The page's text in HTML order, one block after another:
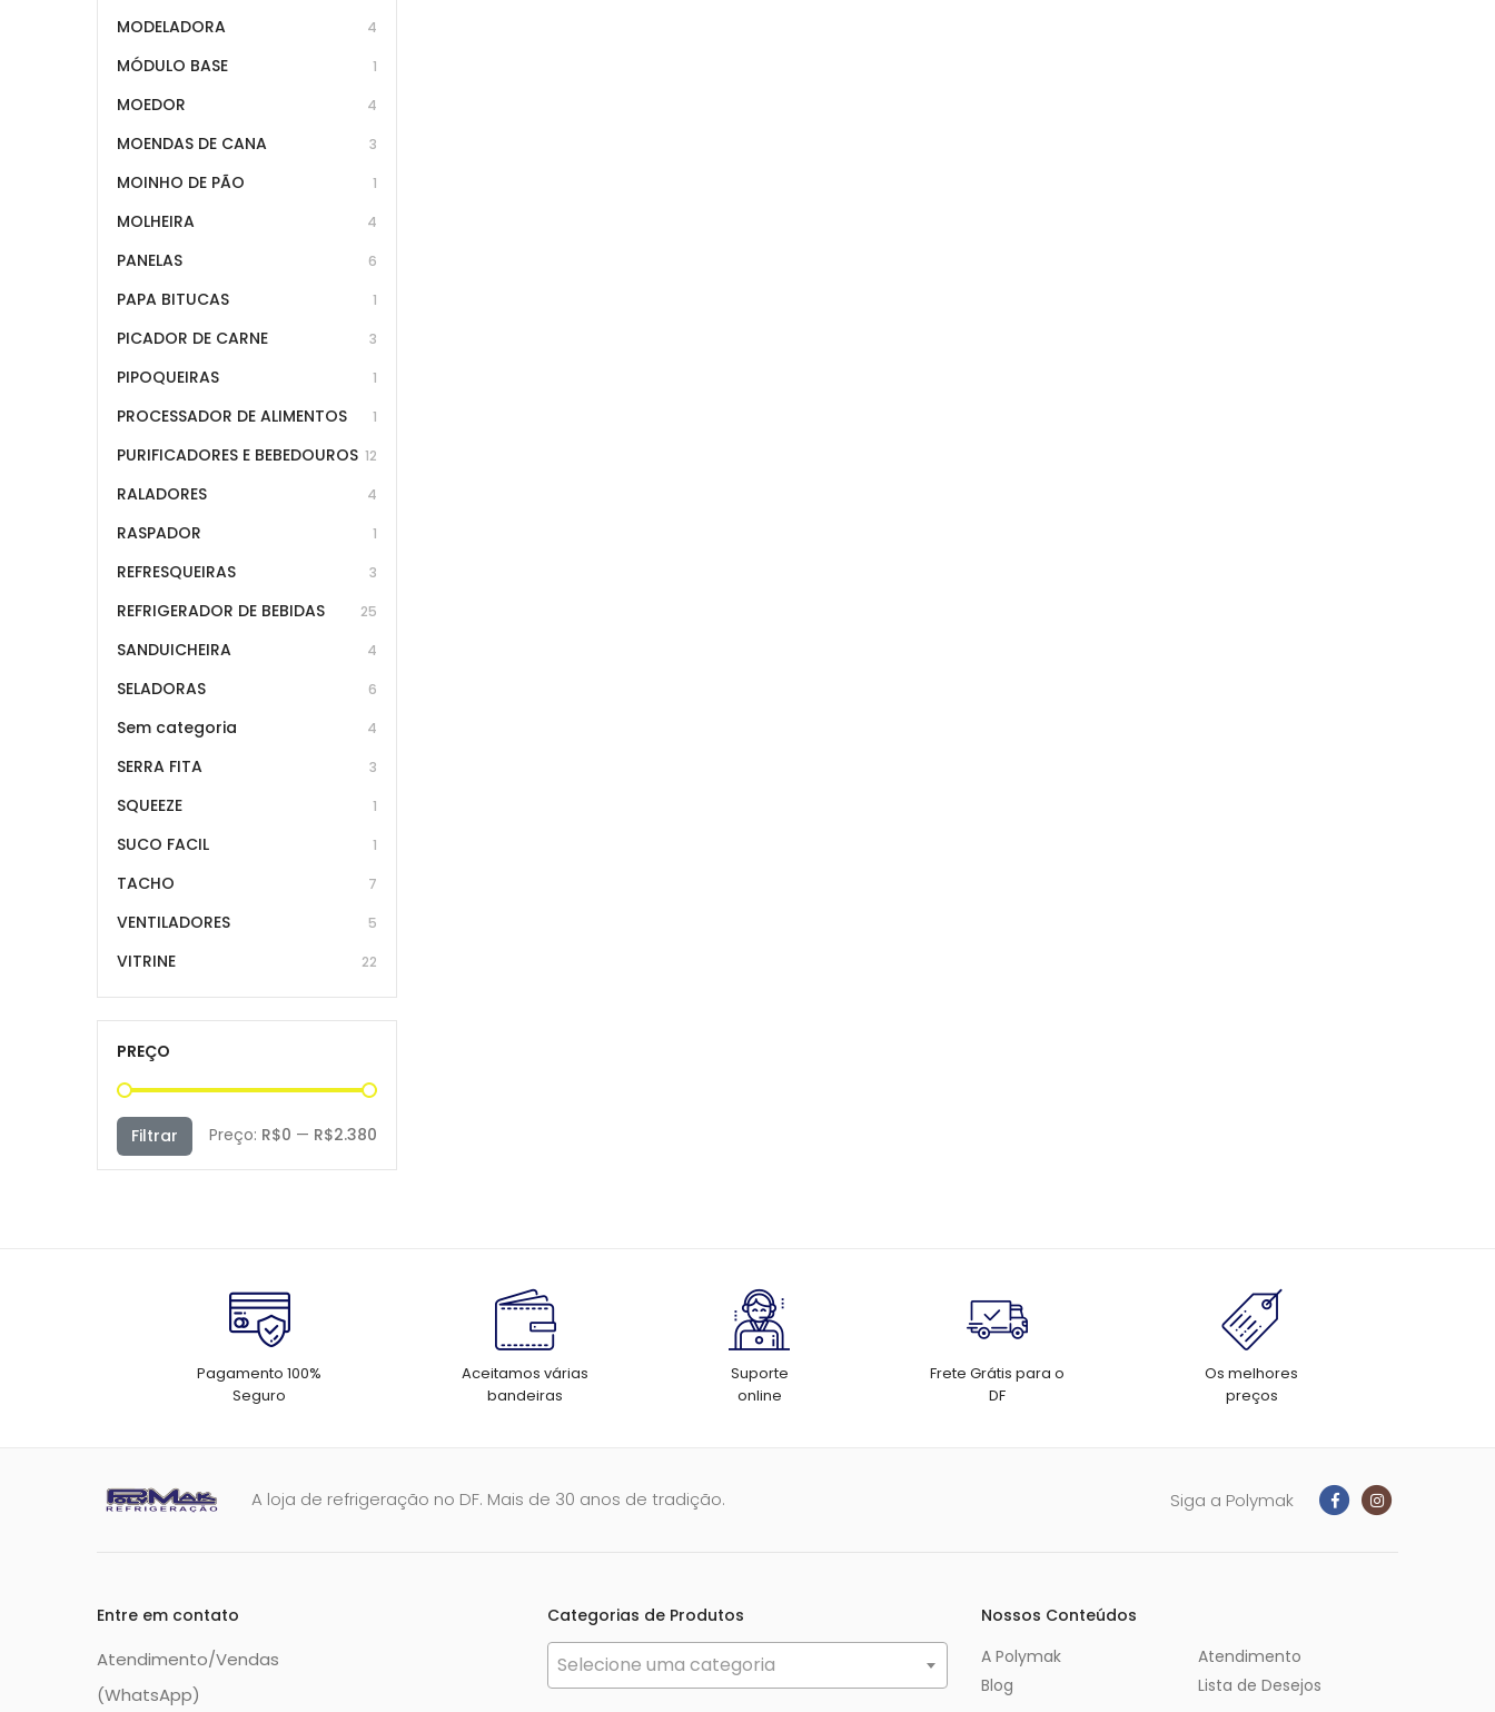
MODELADORA 4
MÓDULO BASE 1
MOEDOR 4
MOENDAS DE CANA 3
MOINHO DE PÃO 1
MOLHEIRA 4
PANELAS 6
PAPA BITUCAS 1
PICADOR DE CARNE 3
PIPOQUEIRAS 1
PROCESSADOR DE ALIMENTOS 1
PURIFICADORES E BEBEDOUROS 12
RALADORES 4
RASPADOR 1
REFRESQUEIRAS 3
REFRIGERADOR DE BEBIDAS 25
SANDUICHEIRA 4
SELADORAS 6
Sem categoria 4
SERRA FITA 3
SQUEEZE 1
SUCO FACIL 1
TACHO 7
VENTILADORES 5
VITRINE 22
PREÇO
mínimo
máximo
Filtrar Preço: R$0 — R$2.380
Pagamento 100%
Seguro
Aceitamos várias
bandeiras
Suporte
online
Frete Grátis para o
DF
Os melhores
preços
A loja de refrigeração no DF. Mais de 30 anos de tradição. Siga a Polymak
Entre em contato
Atendimento/Vendas
(WhatsApp)
Categorias de Produtos
Selecione uma categoria
Nossos Conteúdos
A Polymak
Blog
Atendimento
Lista de Desejos